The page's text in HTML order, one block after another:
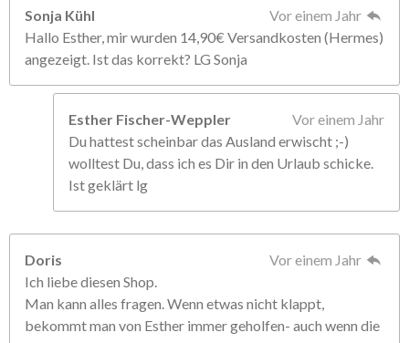
Sonja Kühl
Vor einem Jahr
Hallo Esther, mir wurden 14,90€ Versandkosten (Hermes)
angezeigt. Ist das korrekt? LG Sonja
Esther Fischer-Weppler
Vor einem Jahr
Du hattest scheinbar das Ausland erwischt ;-)
wolltest Du, dass ich es Dir in den Urlaub schicke.
Ist geklärt lg
Doris
Vor einem Jahr
Ich liebe diesen Shop.
Man kann alles fragen. Wenn etwas nicht klappt,
bekommt man von Esther immer geholfen- auch wenn die